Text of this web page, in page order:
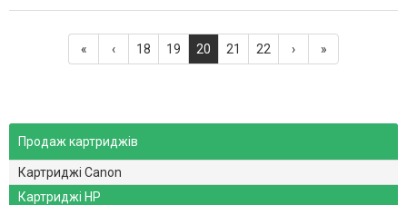
« ‹ 18 19 20 21 22 › »
Продаж картриджів
Картриджі Canon
Картриджі HP